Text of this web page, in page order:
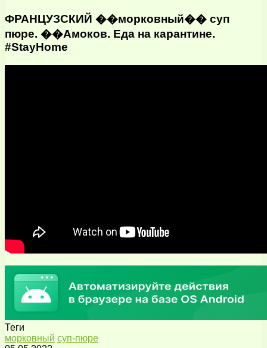
ФРАНЦУЗСКИЙ ��морковный�� суп
пюре. ��Амоков. Еда на карантине.
#StayHome
Теги
морковный суп-пюре